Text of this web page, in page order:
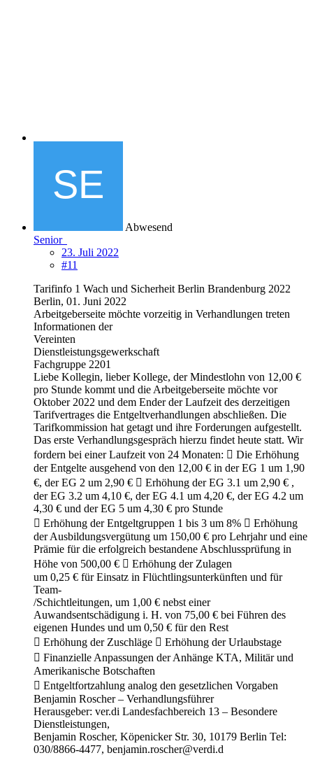
Abwesend
Senior
23. Juli 2022
#11
Tarifinfo 1 Wach und Sicherheit Berlin Brandenburg 2022
Berlin, 01. Juni 2022
Arbeitgeberseite möchte vorzeitig in Verhandlungen treten
Informationen der
Vereinten
Dienstleistungsgewerkschaft
Fachgruppe 2201
Liebe Kollegin, lieber Kollege, der Mindestlohn von 12,00 €
pro Stunde kommt und die Arbeitgeberseite möchte vor
Oktober 2022 und dem Ender der Laufzeit des derzeitigen
Tarifvertrages die Entgeltverhandlungen abschließen. Die
Tarifkommission hat getagt und ihre Forderungen aufgestellt.
Das erste Verhandlungsgespräch hierzu findet heute statt. Wir
fordern bei einer Laufzeit von 24 Monaten:  Die Erhöhung
der Entgelte ausgehend von den 12,00 € in der EG 1 um 1,90
€, der EG 2 um 2,90 €  Erhöhung der EG 3.1 um 2,90 € ,
der EG 3.2 um 4,10 €, der EG 4.1 um 4,20 €, der EG 4.2 um
4,30 € und der EG 5 um 4,30 € pro Stunde
 Erhöhung der Entgeltgruppen 1 bis 3 um 8%  Erhöhung
der Ausbildungsvergütung um 150,00 € pro Lehrjahr und eine
Prämie für die erfolgreich bestandene Abschlussprüfung in
Höhe von 500,00 €  Erhöhung der Zulagen
um 0,25 € für Einsatz in Flüchtlingsunterkünften und für
Team-
/Schichtleitungen, um 1,00 € nebst einer
Auwandsentschädigung i. H. von 75,00 € bei Führen des
eigenen Hundes und um 0,50 € für den Rest
 Erhöhung der Zuschläge  Erhöhung der Urlaubstage
 Finanzielle Anpassungen der Anhänge KTA, Militär und
Amerikanische Botschaften
 Entgeltfortzahlung analog den gesetzlichen Vorgaben
Benjamin Roscher – Verhandlungsführer
Herausgeber: ver.di Landesfachbereich 13 – Besondere
Dienstleistungen,
Benjamin Roscher, Köpenicker Str. 30, 10179 Berlin Tel:
030/8866-4477, benjamin.roscher@verdi.d